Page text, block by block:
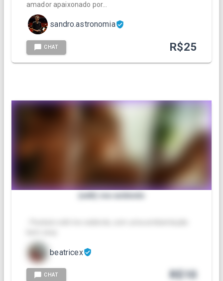
amador apaixonado por…
sandro.astronomia
CHAT R$25
(edit) me exibindo
beatricex
CHAT R$10